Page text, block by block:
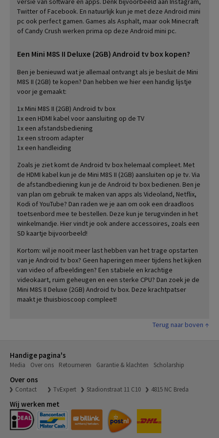
Twitter of Facebook. En natuurlijk kun je met deze Android mini
pc ook perfect gamen. Games als Asphalt, maar ook Minecraft
of Candy Crush werken prima op deze Android mini pc.
Een Mini M8S II Deluxe (2GB) Android tv box kopen?
Ben je benieuwd wat je allemaal ontvangt als je besluit de Mini
M8S II (2GB) te kopen? Dan hebben we hier een handig lijstje
voor je gemaakt:
1x Mini M8S II (2GB) Android tv box
1x een HDMI kabel voor aansluiting op de TV
1x een afstandsbediening
1x een stroom adapter
1x een handleiding
Zoals je ziet komt de Android tv box helemaal compleet. Met
de HDMI kabel kun je de Mini M8S II (2GB) aansluiten op je tv. Via
de afstandbediening kun je de Android tv box bedienen. Ben je
van plan om gebruik te maken van apps als Videoland, Netflix,
Kodi of YouTube? Dan raden we je aan om ook een draadloos
toetsenbord mee te bestellen. Deze kun je terugvinden in het
winkelmandje. Hier vindt je ook andere accessoires, zoals een
SD kaartje bijvoorbeeld!
Kortom: wil je nooit meer last hebben van het trage opstarten
van je Android tv box? Geen haperingen meer tijdens het kijken
van video of afbeeldingen? Een stabiele en krachtige
videokaart, ruim geheugen en een sterke CPU? Dan zoek je de
Mini M8S II Deluxe (2GB) Android tv box. Deze krachtpatser
maakt je thuisbioscoop compleet!
Terug naar boven ↑
Handige pagina's
Media Over ons Retourneren Garantie & klachten Scholarship
Over ons
Contact TvExpert Stadionstraat 11 C10 4815 NC Breda
Wij werken met